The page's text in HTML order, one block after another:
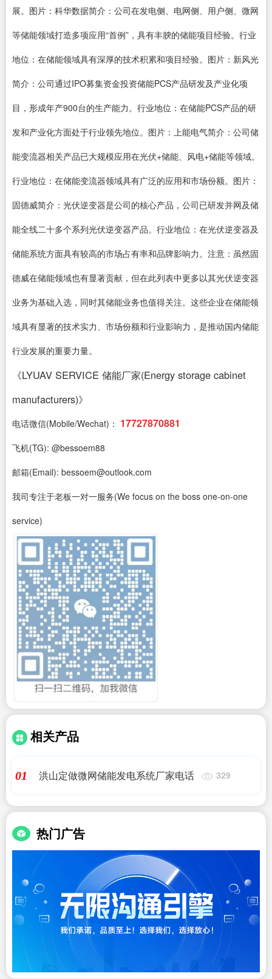
展。图片：科华数据简介：公司在发电侧、电网侧、用户侧、微网
等储能领域打造多项应用“首例”，具有丰腴的储能项目经验。行业
地位：在储能领域具有深厚的技术积累和项目经验。图片：新风光
简介：公司通过IPO募集资金投资储能PCS产品研发及产业化项
目，形成年产900台的生产能力。行业地位：在储能PCS产品的研
发和产业化方面处于行业领先地位。图片：上能电气简介：公司储
能变流器相关产品已大规模应用在光伏+储能、风电+储能等领域。
行业地位：在储能变流器领域具有广泛的应用和市场份额。图片：
固德威简介：光伏逆变器是公司的核心产品，公司已研发并网及储
能全线二十多个系列光伏逆变器产品。行业地位：在光伏逆变器及
储能系统方面具有较高的市场占有率和品牌影响力。注意：虽然固
德威在储能领域也有显著贡献，但在此列表中更多以其光伏逆变器
业务为基础入选，同时其储能业务也值得关注。这些企业在储能领
域具有显著的技术实力、市场份额和行业影响力，是推动国内储能
行业发展的重要力量。
《LYUAV SERVICE 储能厂家(Energy storage cabinet
manufacturers)》
电话微信(Mobile/Wechat)： 17727870881
飞机(TG): @bessoem88
邮箱(Email): bessoem@outlook.com
我司专注于老板一对一服务(We focus on the boss one-on-one
service)
相关产品
01 洪山定做微网储能发电系统厂家电话 329
热门广告